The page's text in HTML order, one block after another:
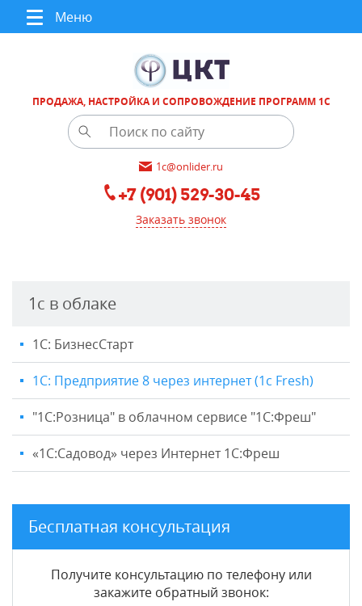
Меню
ПРОДАЖА, НАСТРОЙКА И СОПРОВОЖДЕНИЕ ПРОГРАММ 1С
1c@onlider.ru
+7 (901) 529-30-45
Заказать звонок
1с в облаке
1С: БизнесСтарт
1С: Предприятие 8 через интернет (1c Fresh)
"1C:Розница" в облачном сервисе "1С:Фреш"
«1С:Садовод» через Интернет 1С:Фреш
Бесплатная консультация
Получите консультацию по телефону или
закажите обратный звонок: